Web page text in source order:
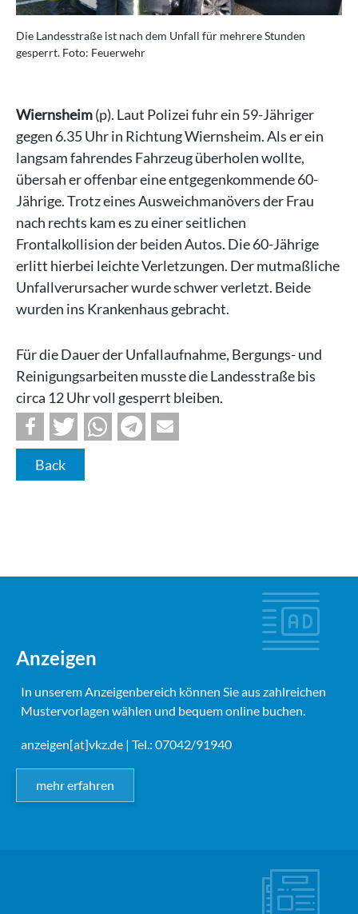
Die Landesstraße ist nach dem Unfall für mehrere Stunden
gesperrt. Foto: Feuerwehr
Wiernsheim(p). Laut Polizei fuhr ein 59-Jähriger
gegen 6.35 Uhr in Richtung Wiernsheim. Als er ein
langsam fahrendes Fahrzeug überholen wollte,
übersah er offenbar eine entgegenkommende 60-
Jährige. Trotz eines Ausweichmanövers der Frau
nach rechts kam es zu einer seitlichen
Frontalkollision der beiden Autos. Die 60-Jährige
erlitt hierbei leichte Verletzungen. Der mutmaßliche
Unfallverursacher wurde schwer verletzt. Beide
wurden ins Krankenhaus gebracht.
Für die Dauer der Unfallaufnahme, Bergungs- und
Reinigungsarbeiten musste die Landesstraße bis
circa 12 Uhr voll gesperrt bleiben.
Back
Anzeigen
In unserem Anzeigenbereich können Sie aus zahlreichen
Mustervorlagen wählen und bequem online buchen.
anzeigen[at]vkz.de | Tel.: 07042/91940
mehr erfahren